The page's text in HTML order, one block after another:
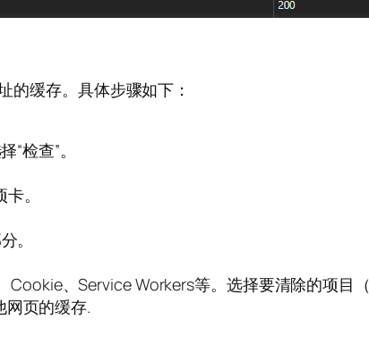
的缓存。具体步骤如下：
检查”。
。
。
、Service Workers等。选择要清除的项目
页的缓存.